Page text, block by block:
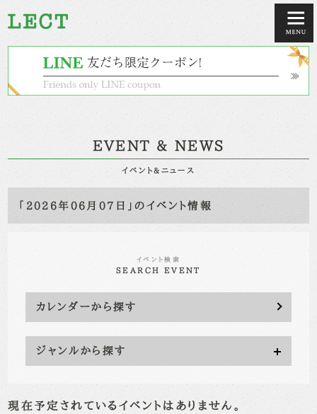
EVENT & NEWS
イベント&ニュース
「2026年06月07日」のイベント情報
イベント検索
SEARCH EVENT
カレンダーから探す
ジャンルから探す
現在予定されているイベントはありません。